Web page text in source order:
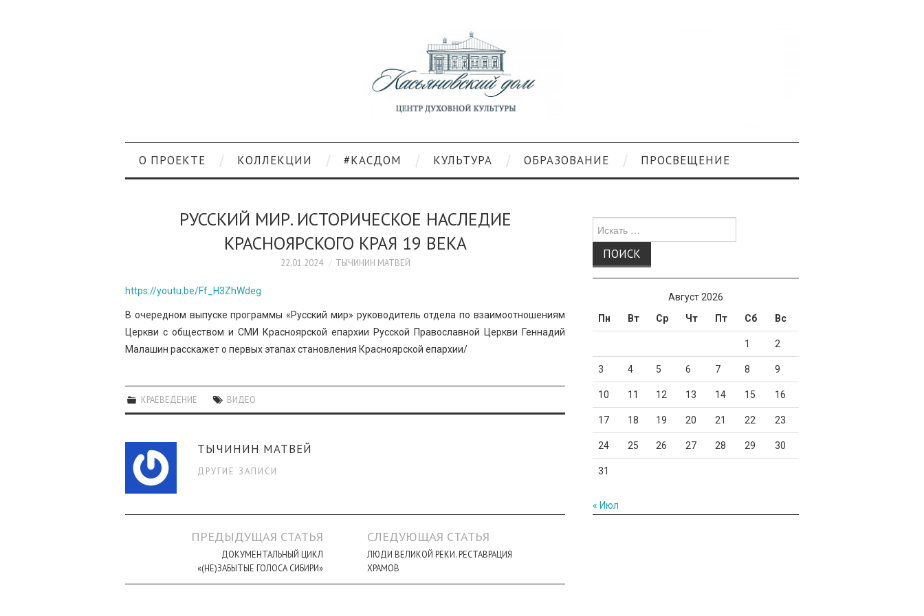
О ПРОЕКТЕ КОЛЛЕКЦИИ #КАСДОМ КУЛЬТУРА ОБРАЗОВАНИЕ ПРОСВЕЩЕНИЕ
РУССКИЙ МИР. ИСТОРИЧЕСКОЕ НАСЛЕДИЕ
КРАСНОЯРСКОГО КРАЯ 19 ВЕКА
22.01.2024 ТЫЧИНИН МАТВЕЙ
https://youtu.be/Ff_H3ZhWdeg
В очередном выпуске программы «Русский мир» руководитель отдела по взаимоотношениям
Церкви с обществом и СМИ Красноярской епархии Русской Православной Церкви Геннадий
Малашин расскажет о первых этапах становления Красноярской епархии/
КРАЕВЕДЕНИЕ ВИДЕО
ТЫЧИНИН МАТВЕЙ
ДРУГИЕ ЗАПИСИ
НавигацияПРЕДЫДУЩАЯ СТАТЬЯ
ДОКУМЕНТАЛЬНЫЙ ЦИКЛ
«(НЕ)ЗАБЫТЫЕ ГОЛОСА СИБИРИ»
СЛЕДУЮЩАЯ СТАТЬЯ
ЛЮДИ ВЕЛИКОЙ РЕКИ. РЕСТАВРАЦИЯ
ХРАМОВ
для:
Август 2026
Пн
Вт Ср Чт Пт Сб Вс
1 2
3 4 5 6 7 8 9
10 11 12 13 14 15 16
17 18 19 20 21 22 23
24 25 26 27 28 29 30
31
« Июл